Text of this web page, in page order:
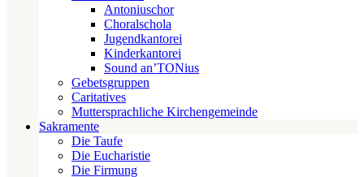
Antoniuschor
Choralschola
Jugendkantorei
Kinderkantorei
Sound an’TONius
Gebetsgruppen
Caritatives
Muttersprachliche Kirchengemeinde
Sakramente
Die Taufe
Die Eucharistie
Die Firmung